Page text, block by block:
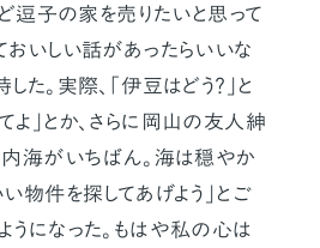
ど逗子の家を売りたいと思って
おいしい話があったらいいな
た。実際、「伊豆はどう？」と
よ」とか、さらに岡山の友人紳
内海がいちばん。海は穏やか
物件を探してあげよう」とご
うになった。もはや私の心は